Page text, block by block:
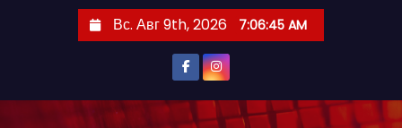
Вс. Авг 9th, 2026 7:06:47 AM